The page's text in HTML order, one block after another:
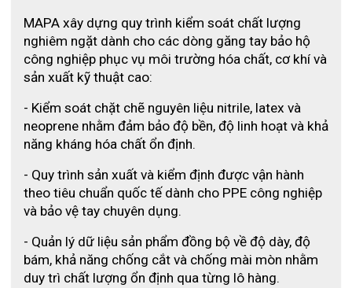
MAPA xây dựng quy trình kiểm soát chất lượng
nghiêm ngặt dành cho các dòng găng tay bảo hộ
công nghiệp phục vụ môi trường hóa chất, cơ khí và
sản xuất kỹ thuật cao:
- Kiểm soát chặt chẽ nguyên liệu nitrile, latex và
neoprene nhằm đảm bảo độ bền, độ linh hoạt và khả
năng kháng hóa chất ổn định.
- Quy trình sản xuất và kiểm định được vận hành
theo tiêu chuẩn quốc tế dành cho PPE công nghiệp
và bảo vệ tay chuyên dụng.
- Quản lý dữ liệu sản phẩm đồng bộ về độ dày, độ
bám, khả năng chống cắt và chống mài mòn nhằm
duy trì chất lượng ổn định qua từng lô hàng.